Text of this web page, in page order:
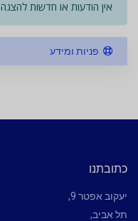
אין הודעות או חדשות להצגה
פניות ומידע
כתובתנו
יעקוב אפטר 9,
תל אביב,